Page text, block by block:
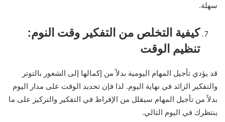
سهلة.
كيفية التخلص من التفكير وقت النوم:
تنظيم الوقت
قد يؤدي تأجيل المهام اليومية بدلاً من إكمالها إلى الشعور بالتوتر
والتفكير الزائد في نهاية اليوم. لذا فإن تحديد الوقت على مدار اليوم
بدلاً من تأجيل المهام سيقلل من الإفراط في التفكير والتركيز على ما
ينتظرك في اليوم التالي.